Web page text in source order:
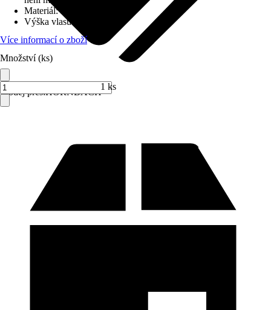
Prodej přes:HORNBACH
Materiál:
Výška vlasu (cca)
Více informací o zboží
Množství (ks)
1 ks